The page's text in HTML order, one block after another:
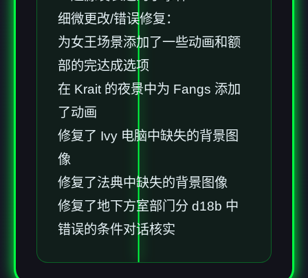
细微更改/错误修复：
为女王场景添加了一些动画和额
部的完达成选项
在 Krait 的夜景中为 Fangs 添加
了动画
修复了 Ivy 电脑中缺失的背景图
像
修复了法典中缺失的背景图像
修复了地下方室部门分 d18b 中
错误的条件对话核实